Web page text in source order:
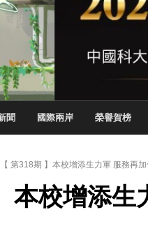
系傑出校友共議「人文素養」
捐贈 嘉惠行管系莘莘學子
金系師生參訪中租控股 探索金
榮獲59屆美國休士頓國際影展
到我嗎？數媒系VR新創遊戲抱回
間設計解方 室設系學子於 2026
到實踐 數媒系學生於技專校院
聞 國際兩岸 榮譽賀榜
【 第318期 】本校增添生力軍 服務再加
本校增添